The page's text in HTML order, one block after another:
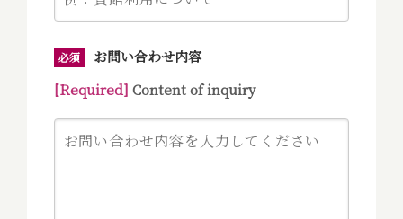
必須
お問い合わせ内容
[Required] Content of inquiry